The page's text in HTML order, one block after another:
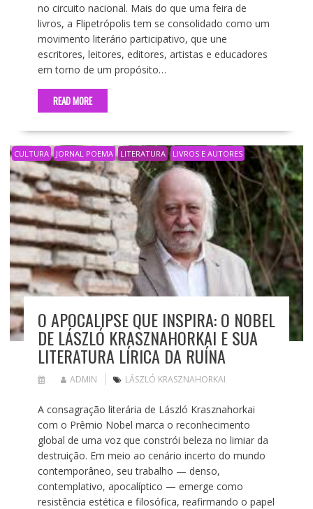
no circuito nacional. Mais do que uma feira de
livros, a Flipetrópolis tem se consolidado como um
movimento literário participativo, que une
escritores, leitores, editores, artistas e educadores
em torno de um propósito…
READ MORE
CULTURA JORNAL POEMA LITERATURA LIVROS E AUTORES
O APOCALIPSE QUE INSPIRA: O NOBEL
DE LÁSZLÓ KRASZNAHORKAI E SUA
LITERATURA LÍRICA DA RUÍNA
ADMIN LÁSZLÓ KRASZNAHORKAI
A consagração literária de László Krasznahorkai
com o Prêmio Nobel marca o reconhecimento
global de uma voz que constrói beleza no limiar da
destruição. Em meio ao cenário incerto do mundo
contemporâneo, seu trabalho — denso,
contemplativo, apocalíptico — emerge como
resistência estética e filosófica, reafirmando o papel